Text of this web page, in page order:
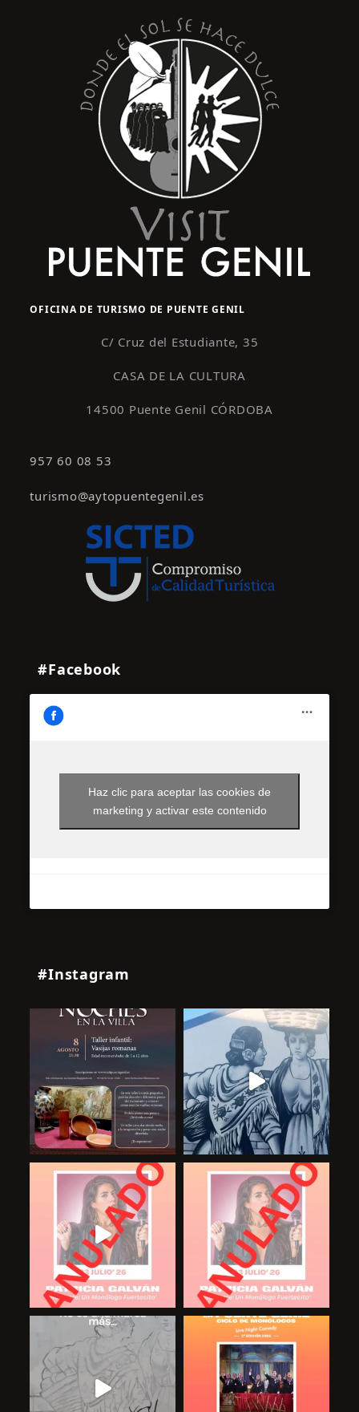
OFICINA DE TURISMO DE PUENTE GENIL
C/ Cruz del Estudiante, 35
CASA DE LA CULTURA
14500 Puente Genil CÓRDOBA
957 60 08 53
turismo@aytopuentegenil.es
#Facebook
Haz clic para aceptar las cookies de
marketing y activar este contenido
#Instagram